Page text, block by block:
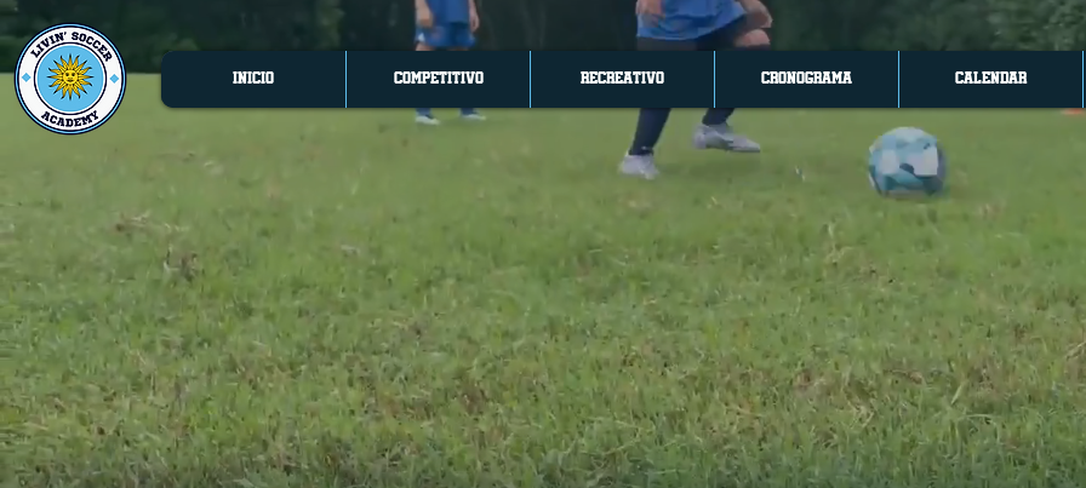
INICIO COMPETITIVO RECREATIVO CRONOGRAMA CALENDAR